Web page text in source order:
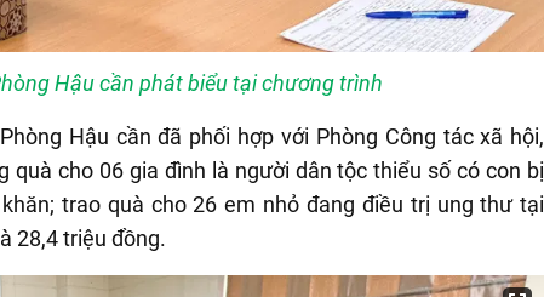
Hậu cần phát biểu tại chương trình
Hậu cần đã phối hợp với Phòng Công tác xã hội,
quà cho 06 gia đình là người dân tộc thiểu số có con bị
trao quà cho 26 em nhỏ đang điều trị ung thư tại
28,4 triệu đồng.